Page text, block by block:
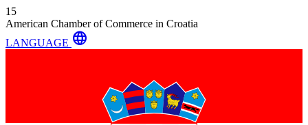
15
American Chamber of Commerce in Croatia
LANGUAGE language